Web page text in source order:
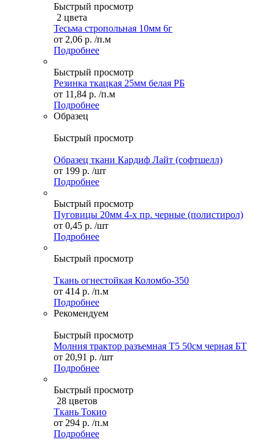
Быстрый просмотр
2 цвета
Тесьма стропольная 10мм 6г
от 2,06 р. /п.м
Подробнее
Быстрый просмотр
Резинка ткацкая 25мм белая РБ
от 11,84 р. /п.м
Подробнее
Образец
Быстрый просмотр
Образец ткани Кардиф Лайт (софтшелл)
от 199 р. /шт
Подробнее
Быстрый просмотр
Пуговицы 20мм 4-х пр. черные (полистирол)
от 0,45 р. /шт
Подробнее
Быстрый просмотр
Ткань огнестойкая Коломбо-350
от 414 р. /п.м
Подробнее
Рекомендуем
Быстрый просмотр
Молния трактор разъемная Т5 50см черная БТ
от 20,91 р. /шт
Подробнее
Быстрый просмотр
28 цветов
Ткань Токио
от 294 р. /п.м
Подробнее